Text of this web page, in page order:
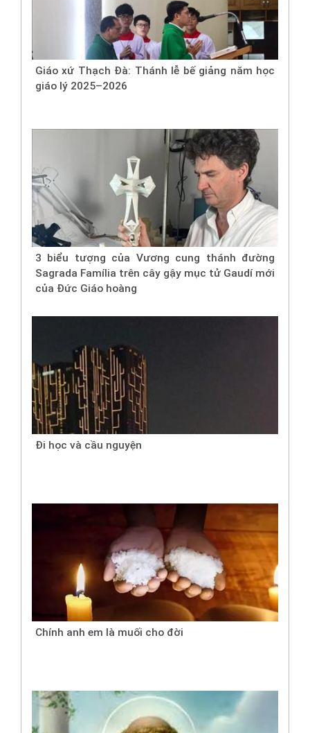
Giáo xứ Thạch Đà: Thánh lễ bế giảng năm học
giáo lý 2025–2026
3 biểu tượng của Vương cung thánh đường
Sagrada Família trên cây gậy mục tử Gaudí mới
của Đức Giáo hoàng
Đi học và cầu nguyện
Chính anh em là muối cho đời